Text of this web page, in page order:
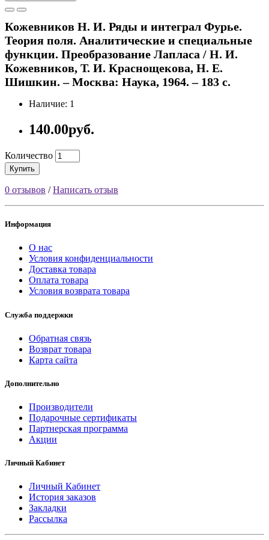
Кожевников Н. И. Ряды и интеграл Фурье.
Теория поля. Аналитические и специальные
функции. Преобразование Лапласа / Н. И.
Кожевников, Т. И. Краснощекова, Н. Е.
Шишкин. – Москва: Наука, 1964. – 183 с.
Наличие: 1
140.00руб.
Количество
Купить
0 отзывов /Написать отзыв
Информация
О нас
Условия конфиденциальности
Доставка товара
Оплата товара
Условия возврата товара
Служба поддержки
Обратная связь
Возврат товара
Карта сайта
Дополнительно
Производители
Подарочные сертификаты
Партнерская программа
Акции
Личный Кабинет
Личный Кабинет
История заказов
Закладки
Рассылка